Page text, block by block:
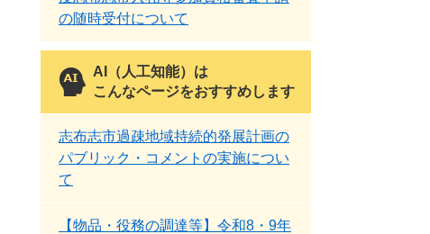
の随時受付について
AI（人工知能）は
こんなページをおすすめします
志布志市過疎地域持続的発展計画の
パブリック・コメントの実施につい
て
【物品・役務の調達等】令和8・9年